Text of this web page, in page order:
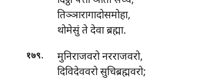
तिञ्ञारागादोसमोहा,
थोमेसुं ते देवा ब्रह्मा.
१७९.
मुनिराजवरो नरराजवरो,
दिविदेववरो सुचिब्रह्मवरो;